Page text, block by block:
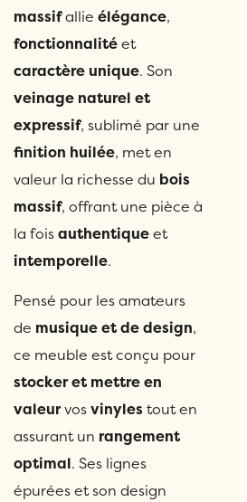
massifallie élégance,
fonctionnalitéet
caractère unique. Son
veinage naturel et
expressif, sublimé par une
finition huilée, met en
valeur la richesse du bois
massif, offrant une pièce à
la foisauthentiqueet
intemporelle.
Pensé pour les amateurs
de musique et de design,
ce meuble est conçu pour
stocker et mettre en
valeurvosvinylestout en
assurant un rangement
optimal. Ses lignes
épurées et son design